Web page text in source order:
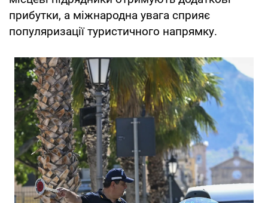
прибутки, а міжнародна увага сприяє
популяризації туристичного напрямку.